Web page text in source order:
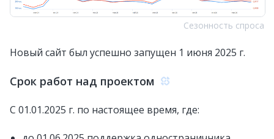
Сезонность спроса
Новый сайт был успешно запущен 1 июня 2025 г.
Срок работ над проектом
С 01.01.2025 г. по настоящее время, где: